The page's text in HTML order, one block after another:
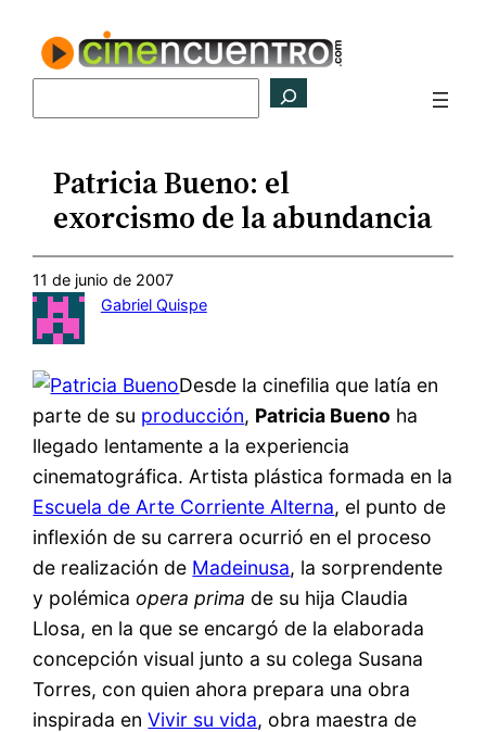
contenido
Patricia Bueno: el
exorcismo de la abundancia
11 de junio de 2007
Gabriel Quispe
Desde la cinefilia que latía en
parte de su producción, Patricia Bueno ha
llegado lentamente a la experiencia
cinematográfica. Artista plástica formada en la
Escuela de Arte Corriente Alterna, el punto de
inflexión de su carrera ocurrió en el proceso
de realización de Madeinusa, la sorprendente
y polémicaopera prima de su hija Claudia
Llosa, en la que se encargó de la elaborada
concepción visual junto a su colega Susana
Torres, con quien ahora prepara una obra
inspirada enVivir su vida, obra maestra de